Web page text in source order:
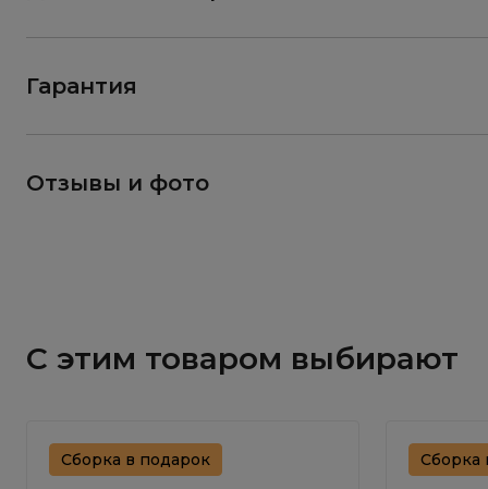
Гарантия
Отзывы и фото
С этим товаром выбирают
Сборка в подарок Сборка